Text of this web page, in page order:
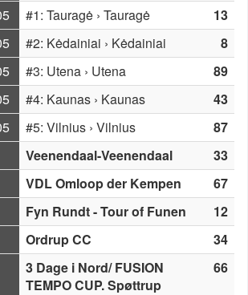
#1: Tauragė › Tauragė
13
#2: Kėdainiai › Kėdainiai
8
#3: Utena › Utena
89
#4: Kaunas › Kaunas
43
#5: Vilnius › Vilnius
87
Veenendaal-Veenendaal
33
VDL Omloop der Kempen
67
Fyn Rundt - Tour of Funen
12
Ordrup CC
34
3 Dage i Nord/ FUSION
TEMPO CUP. Spøttrup
66